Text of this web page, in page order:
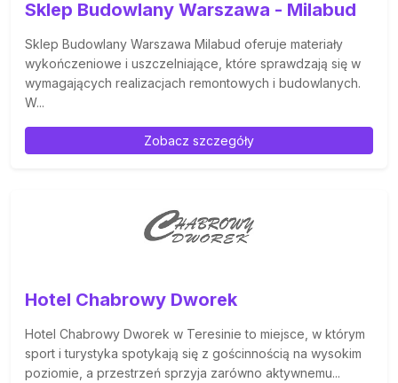
Sklep Budowlany Warszawa - Milabud
Sklep Budowlany Warszawa Milabud oferuje materiały
wykończeniowe i uszczelniające, które sprawdzają się w
wymagających realizacjach remontowych i budowlanych.
W...
Zobacz szczegóły
Hotel Chabrowy Dworek
Hotel Chabrowy Dworek w Teresinie to miejsce, w którym
sport i turystyka spotykają się z gościnnością na wysokim
poziomie, a przestrzeń sprzyja zarówno aktywnemu...